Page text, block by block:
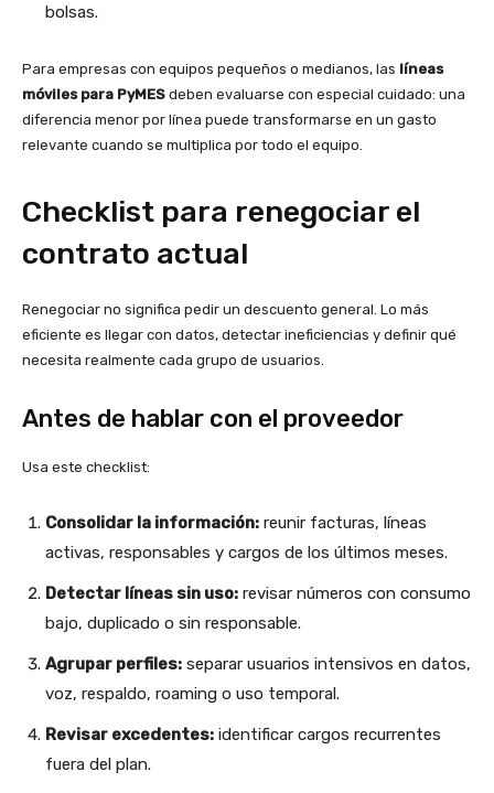
bolsas.
Para empresas con equipos pequeños o medianos, las líneas
móviles para PyMES deben evaluarse con especial cuidado: una
diferencia menor por línea puede transformarse en un gasto
relevante cuando se multiplica por todo el equipo.
Checklist para renegociar el
contrato actual
Renegociar no significa pedir un descuento general. Lo más
eficiente es llegar con datos, detectar ineficiencias y definir qué
necesita realmente cada grupo de usuarios.
Antes de hablar con el proveedor
Usa este checklist:
Consolidar la información: reunir facturas, líneas
activas, responsables y cargos de los últimos meses.
Detectar líneas sin uso: revisar números con consumo
bajo, duplicado o sin responsable.
Agrupar perfiles: separar usuarios intensivos en datos,
voz, respaldo, roaming o uso temporal.
Revisar excedentes: identificar cargos recurrentes
fuera del plan.